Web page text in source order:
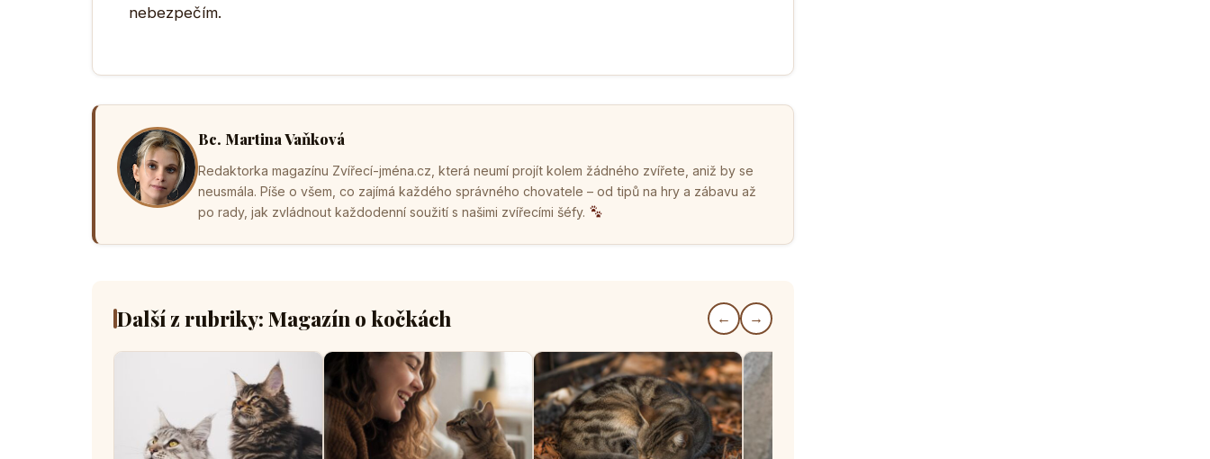
nebezpečím.
Bc. Martina Vaňková
Redaktorka magazínu Zvířecí-jména.cz, která neumí projít kolem žádného zvířete, aniž by se
neusmála. Píše o všem, co zajímá každého správného chovatele – od tipů na hry a zábavu až
po rady, jak zvládnout každodenní soužití s našimi zvířecími šéfy.
Další z rubriky: Magazín o kočkách ← →